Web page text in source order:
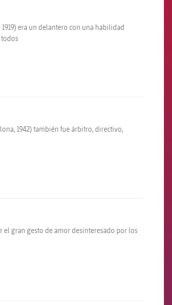
era un delantero con una habilidad
1942) también fue árbitro, directivo,
el gran gesto de amor desinteresado por los